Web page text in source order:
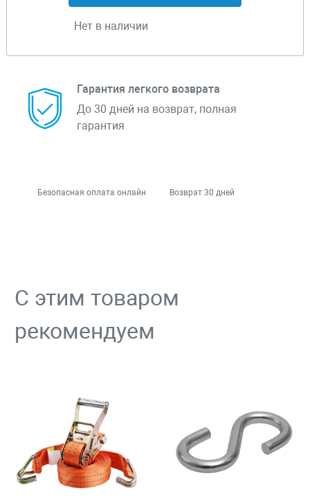
Нет в наличии
Гарантия легкого возврата
До 30 дней на возврат, полная
гарантия
Безопасная оплата онлайн Возврат 30 дней
С этим товаром
рекомендуем